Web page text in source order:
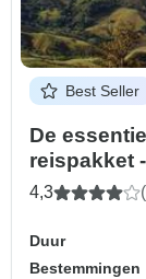
Best Seller
De
reispakket
Antonio
4,3
Duur
Bestemmingen